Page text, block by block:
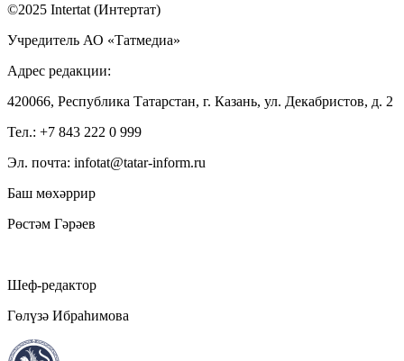
©2025 Intertat (Интертат)
Учредитель АО «Татмедиа»
Адрес редакции:
420066, Республика Татарстан, г. Казань, ул. Декабристов, д. 2
Тел.: +7 843 222 0 999
Эл. почта: infotat@tatar-inform.ru
Баш мөхәррир
Рөстәм Гәрәев
Шеф-редактор
Гөлүзә Ибраһимова